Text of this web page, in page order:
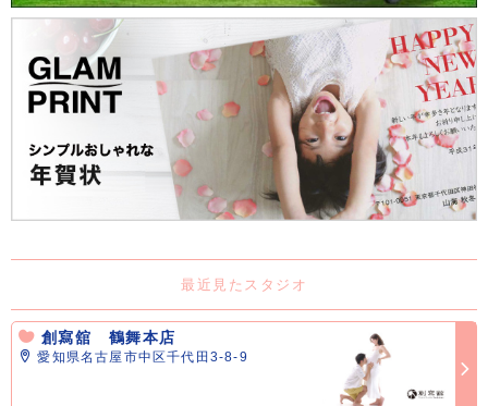
最近見たスタジオ
創寫舘 鶴舞本店
愛知県名古屋市中区千代田3-8-9